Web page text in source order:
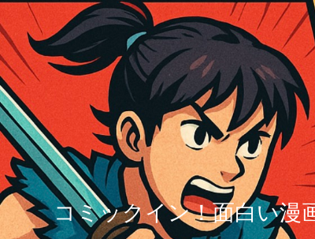
コミックイン！面白い漫